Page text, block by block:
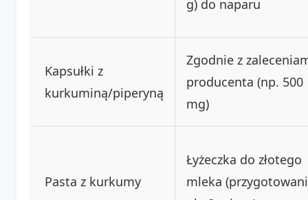
g) do naparu
Kapsułki z
kurkuminą/piperyną
Zgodnie z
producenta (np. 500
mg)
Pasta z kurkumy
Łyżeczka do złotego
mleka